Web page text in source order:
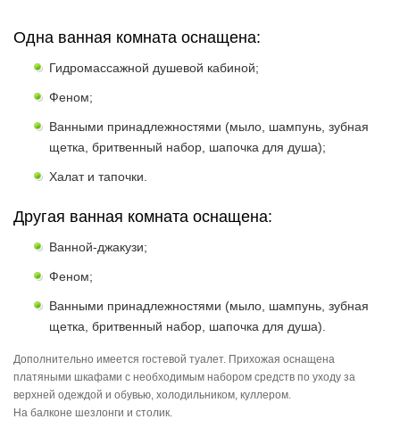
Одна ванная комната оснащена:
Гидромассажной душевой кабиной;
Феном;
Ванными принадлежностями (мыло, шампунь, зубная
щетка, бритвенный набор, шапочка для душа);
Халат и тапочки.
Другая ванная комната оснащена:
Ванной-джакузи;
Феном;
Ванными принадлежностями (мыло, шампунь, зубная
щетка, бритвенный набор, шапочка для душа).
Дополнительно имеется гостевой туалет. Прихожая оснащена
платяными шкафами с необходимым набором средств по уходу за
верхней одеждой и обувью, холодильником, куллером.
На балконе шезлонги и столик.